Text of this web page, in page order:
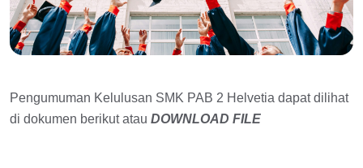
Pengumuman Kelulusan SMK PAB 2 Helvetia dapat dilihat
di dokumen berikut atau DOWNLOAD FILE